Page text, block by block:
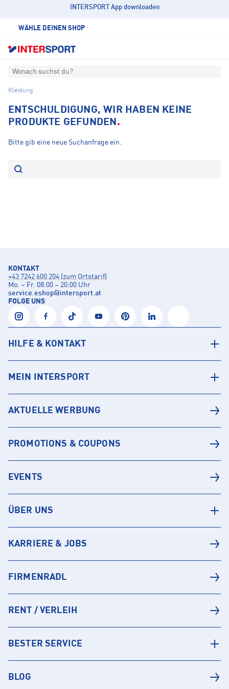
INTERSPORT App downloaden
WÄHLE DEINEN SHOP
Wonach suchst du?
Kleidung
ENTSCHULDIGUNG, WIR HABEN KEINE
PRODUKTE GEFUNDEN
Bitte gib eine neue Suchanfrage ein.
KONTAKT
+43 7242 600 204 (zum Ortstarif)
Mo. – Fr. 08:00 – 20:00 Uhr
service.eshop@intersport.at
FOLGE UNS
HILFE & KONTAKT
MEIN INTERSPORT
AKTUELLE WERBUNG
PROMOTIONS & COUPONS
EVENTS
ÜBER UNS
KARRIERE & JOBS
FIRMENRADL
RENT / VERLEIH
BESTER SERVICE
BLOG